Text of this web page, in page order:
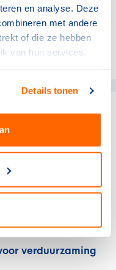
en analyse. Deze
met andere
of die ze hebben
van hun services.
Details tonen
verduurzaming